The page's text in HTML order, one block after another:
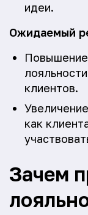
идеи.
Ожидаемый
клиентов.
как
Зачем